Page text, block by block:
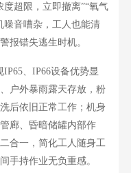
超限，立即撤离”“氧气
噪音嘈杂，工人也能清
报错失逃生时机。
、IP66设备优势显
户外暴雨露天存放，粉
后依旧正常工作；机身
廊、昏暗储罐内部作
合一，简化工人随身工
手持作业无负重感。